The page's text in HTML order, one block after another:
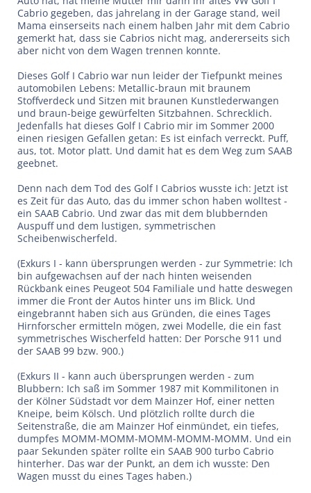
Cabrio gegeben, das jahrelang in der Garage stand, weil
Mama einserseits nach einem halben Jahr mit dem Cabrio
gemerkt hat, dass sie Cabrios nicht mag, andererseits sich
aber nicht von dem Wagen trennen konnte.
Dieses Golf I Cabrio war nun leider der Tiefpunkt meines
automobilen Lebens: Metallic-braun mit braunem
Stoffverdeck und Sitzen mit braunen Kunstlederwangen
und braun-beige gewürfelten Sitzbahnen. Schrecklich.
Jedenfalls hat dieses Golf I Cabrio mir im Sommer 2000
einen riesigen Gefallen getan: Es ist einfach verreckt. Puff,
aus, tot. Motor platt. Und damit hat es dem Weg zum SAAB
geebnet.
Denn nach dem Tod des Golf I Cabrios wusste ich: Jetzt ist
es Zeit für das Auto, das du immer schon haben wolltest -
ein SAAB Cabrio. Und zwar das mit dem blubbernden
Auspuff und dem lustigen, symmetrischen
Scheibenwischerfeld.
(Exkurs I - kann übersprungen werden - zur Symmetrie: Ich
bin aufgewachsen auf der nach hinten weisenden
Rückbank eines Peugeot 504 Familiale und hatte deswegen
immer die Front der Autos hinter uns im Blick. Und
eingebrannt haben sich aus Gründen, die eines Tages
Hirnforscher ermitteln mögen, zwei Modelle, die ein fast
symmetrisches Wischerfeld hatten: Der Porsche 911 und
der SAAB 99 bzw. 900.)
(Exkurs II - kann auch übersprungen werden - zum
Blubbern: Ich saß im Sommer 1987 mit Kommilitonen in
der Kölner Südstadt vor dem Mainzer Hof, einer netten
Kneipe, beim Kölsch. Und plötzlich rollte durch die
Seitenstraße, die am Mainzer Hof einmündet, ein tiefes,
dumpfes MOMM-MOMM-MOMM-MOMM-MOMM. Und ein
paar Sekunden später rollte ein SAAB 900 turbo Cabrio
hinterher. Das war der Punkt, an dem ich wusste: Den
Wagen musst du eines Tages haben.)